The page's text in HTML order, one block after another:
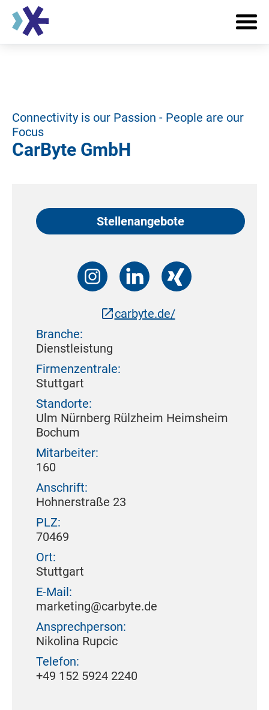
Connectivity is our Passion - People are our
Focus
CarByte GmbH
Stellenangebote
carbyte.de/
Branche:
Dienstleistung
Firmenzentrale:
Stuttgart
Standorte:
Ulm Nürnberg Rülzheim Heimsheim
Bochum
Mitarbeiter:
160
Anschrift:
Hohnerstraße 23
PLZ:
70469
Ort:
Stuttgart
E-Mail:
marketing@carbyte.de
Ansprechperson:
Nikolina Rupcic
Telefon:
+49 152 5924 2240